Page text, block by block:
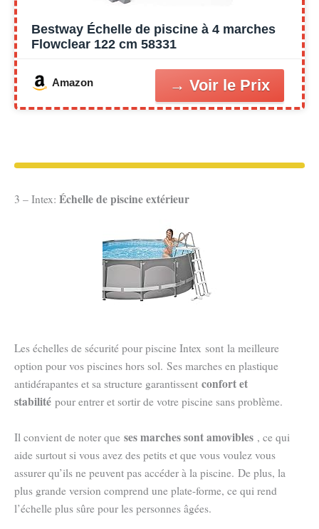
Bestway Échelle de piscine à 4 marches
Flowclear 122 cm 58331
Amazon
3 – Intex: Échelle de piscine extérieur
Les échelles de sécurité pour piscine Intex sont la meilleure
option pour vos piscines hors sol. Ses marches en plastique
antidérapantes et sa structure garantissent confort et
stabilité pour entrer et sortir de votre piscine sans problème.
Il convient de noter que ses marches sont amovibles , ce qui
aide surtout si vous avez des petits et que vous voulez vous
assurer qu’ils ne peuvent pas accéder à la piscine. De plus, la
plus grande version comprend une plate-forme, ce qui rend
l’échelle plus sûre pour les personnes âgées.